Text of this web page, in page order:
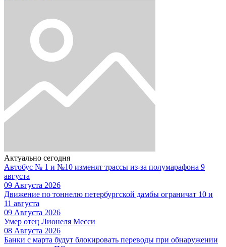
Актуально сегодня
Автобус № 1 и №10 изменят трассы из-за полумарафона 9
августа
09 Августа 2026
Движение по тоннелю петербургской дамбы ограничат 10 и
11 августа
09 Августа 2026
Умер отец Лионеля Месси
08 Августа 2026
Банки с марта будут блокировать переводы при обнаружении